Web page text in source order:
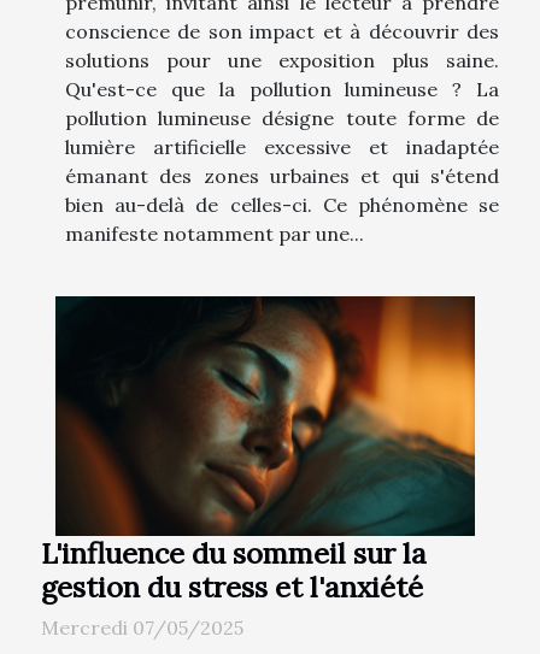
conscience de son impact et à découvrir des
solutions pour une exposition plus saine.
Qu'est-ce que la pollution lumineuse ? La
pollution lumineuse désigne toute forme de
lumière artificielle excessive et inadaptée
émanant des zones urbaines et qui s'étend
bien au-delà de celles-ci. Ce phénomène se
manifeste notamment par une...
L'influence du sommeil sur la
gestion du stress et l'anxiété
Mercredi 07/05/2025